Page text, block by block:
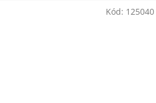
Kód: 125040